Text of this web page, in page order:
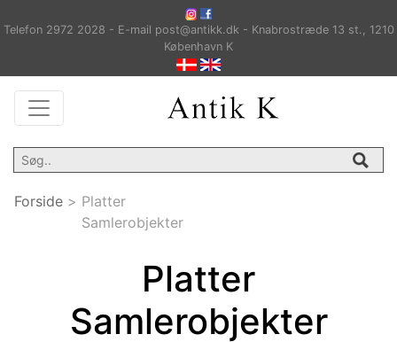
Telefon 2972 2028 - E-mail post@antikk.dk - Knabrostræde 13 st., 1210
København K
Forside > Platter
Samlerobjekter
Platter
Samlerobjekter